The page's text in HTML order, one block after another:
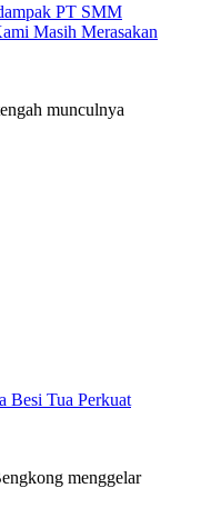
PT SMM
Masih Merasakan
munculnya
Besi Tua Perkuat
menggelar